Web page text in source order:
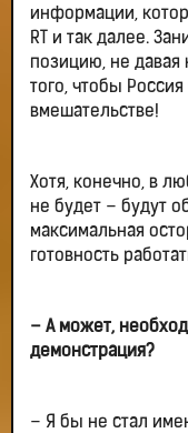
информации,
RT и так далее.
позицию, не
того, чтобы
вмешательстве!
Хотя, конечно, в
не будет – будут
максимальная
готовность
– А может,
демонстрация?
– Я бы не стал